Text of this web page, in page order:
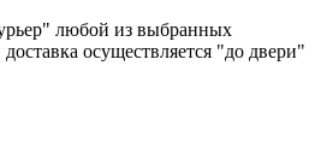
любой из выбранных
осуществляется "до двери"